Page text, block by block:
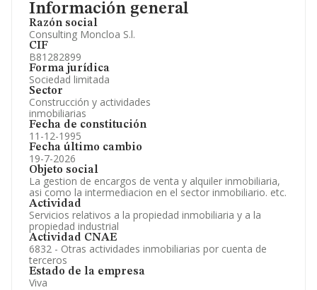
Información general
Razón social
Consulting Moncloa S.l.
CIF
B81282899
Forma jurídica
Sociedad limitada
Sector
Construcción y actividades
inmobiliarias
Fecha de constitución
11-12-1995
Fecha último cambio
19-7-2026
Objeto social
La gestion de encargos de venta y alquiler inmobiliaria,
asi como la intermediacion en el sector inmobiliario. etc.
Actividad
Servicios relativos a la propiedad inmobiliaria y a la
propiedad industrial
Actividad CNAE
6832 - Otras actividades inmobiliarias por cuenta de
terceros
Estado de la empresa
Viva